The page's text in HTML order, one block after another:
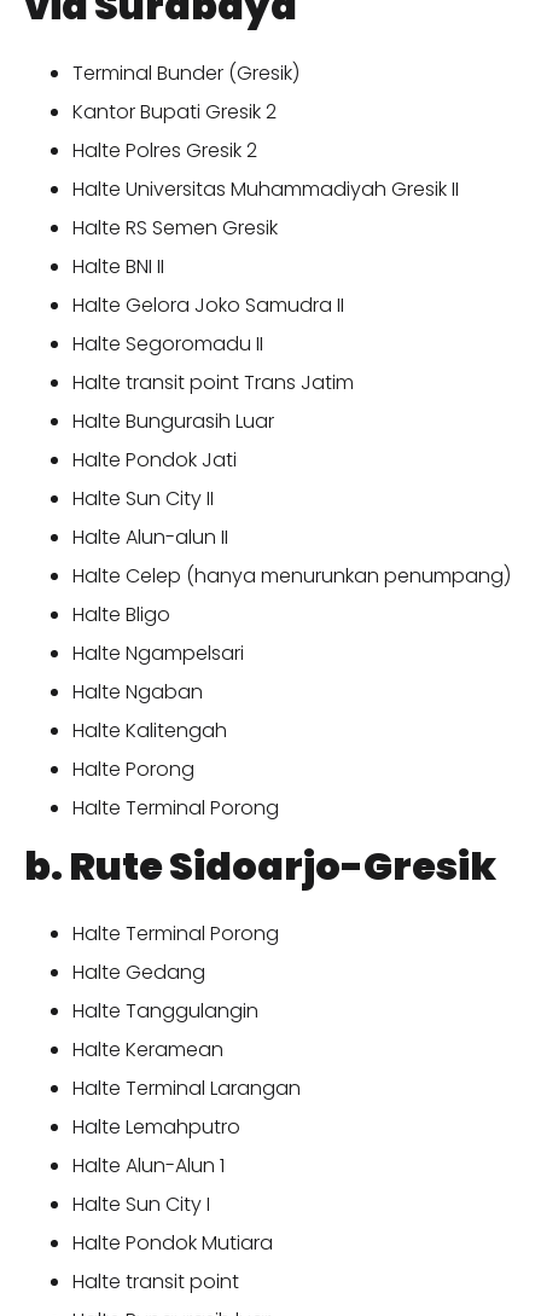
Terminal Bunder (Gresik)
Kantor Bupati Gresik 2
Halte Polres Gresik 2
Halte Universitas Muhammadiyah Gresik II
Halte RS Semen Gresik
Halte BNI II
Halte Gelora Joko Samudra II
Halte Segoromadu II
Halte transit point Trans Jatim
Halte Bungurasih Luar
Halte Pondok Jati
Halte Sun City II
Halte Alun-alun II
Halte Celep (hanya menurunkan penumpang)
Halte Bligo
Halte Ngampelsari
Halte Ngaban
Halte Kalitengah
Halte Porong
Halte Terminal Porong
b. Rute Sidoarjo-Gresik
Halte Terminal Porong
Halte Gedang
Halte Tanggulangin
Halte Keramean
Halte Terminal Larangan
Halte Lemahputro
Halte Alun-Alun 1
Halte Sun City I
Halte Pondok Mutiara
Halte transit point